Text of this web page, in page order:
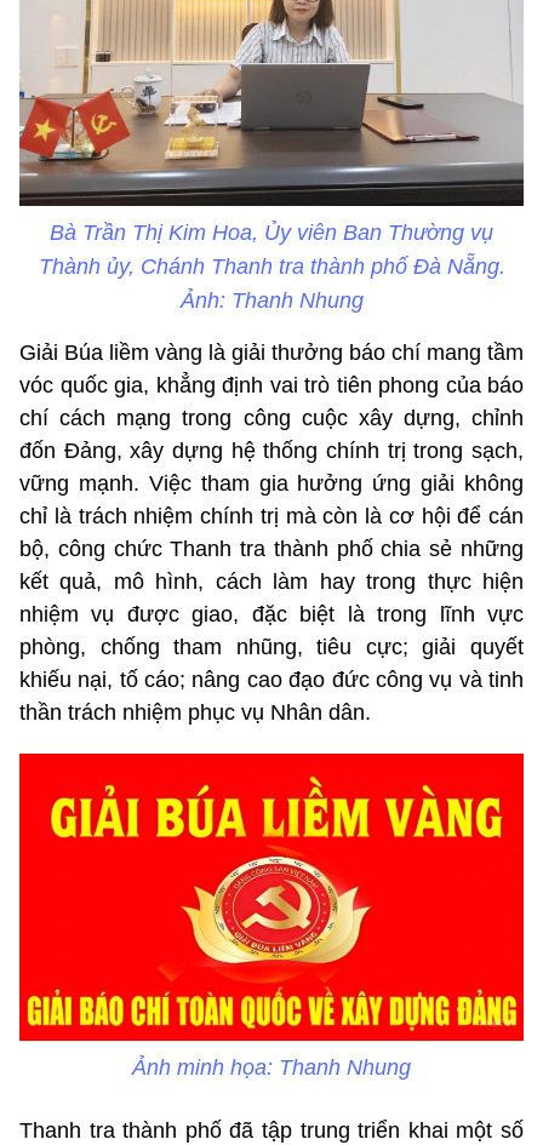
Bà Trần Thị Kim Hoa, Ủy viên Ban Thường vụ
Thành ủy, Chánh Thanh tra thành phố Đà Nẵng.
Ảnh: Thanh Nhung
Giải Búa liềm vàng là giải thưởng báo chí mang tầm
vóc quốc gia, khẳng định vai trò tiên phong của báo
chí cách mạng trong công cuộc xây dựng, chỉnh
đốn Đảng, xây dựng hệ thống chính trị trong sạch,
vững mạnh. Việc tham gia hưởng ứng giải không
chỉ là trách nhiệm chính trị mà còn là cơ hội để cán
bộ, công chức Thanh tra thành phố chia sẻ những
kết quả, mô hình, cách làm hay trong thực hiện
nhiệm vụ được giao, đặc biệt là trong lĩnh vực
phòng, chống tham nhũng, tiêu cực; giải quyết
khiếu nại, tố cáo; nâng cao đạo đức công vụ và tinh
thần trách nhiệm phục vụ Nhân dân.
Ảnh minh họa: Thanh Nhung
Thanh tra thành phố đã tập trung triển khai một số